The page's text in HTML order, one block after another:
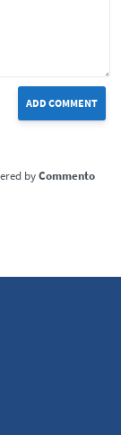
ADD COMMENT
Commento